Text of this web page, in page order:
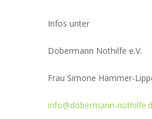
Infos unter
Dobermann Nothilfe e.V.
Frau Simone Hammer-
info@dobermann-